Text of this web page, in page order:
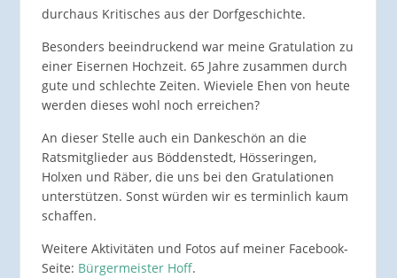
durchaus Kritisches aus der Dorfgeschichte.
Besonders beeindruckend war meine Gratulation zu
einer Eisernen Hochzeit. 65 Jahre zusammen durch
gute und schlechte Zeiten. Wieviele Ehen von heute
werden dieses wohl noch erreichen?
An dieser Stelle auch ein Dankeschön an die
Ratsmitglieder aus Böddenstedt, Hösseringen,
Holxen und Räber, die uns bei den Gratulationen
unterstützen. Sonst würden wir es terminlich kaum
schaffen.
Weitere Aktivitäten und Fotos auf meiner Facebook-
Seite: Bürgermeister Hoff.